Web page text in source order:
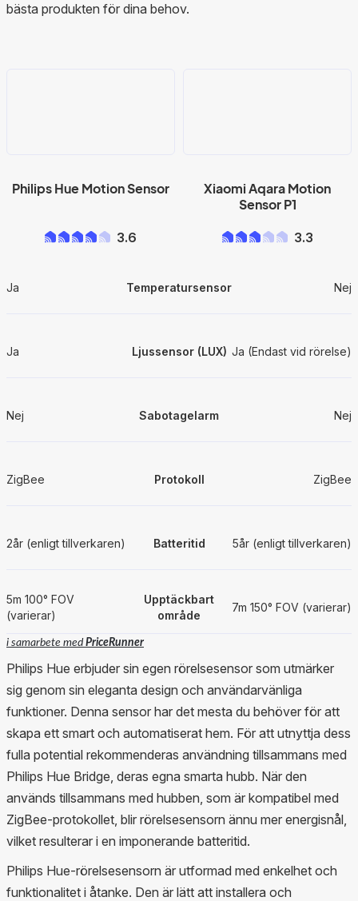
bästa produkten för dina behov.
Philips Hue Motion Sensor
3.6
Xiaomi Aqara Motion
Sensor P1
3.3
Ja Temperatursensor Nej
Ja Ljussensor (LUX) Ja (Endast vid rörelse)
Nej Sabotagelarm Nej
ZigBee Protokoll ZigBee
2år (enligt tillverkaren) Batteritid 5år (enligt tillverkaren)
5m 100° FOV
(varierar)
Upptäckbart
område
7m 150° FOV (varierar)
i samarbete medPriceRunner
Philips Hue erbjuder sin egen rörelsesensor som utmärker
sig genom sin eleganta design och användarvänliga
funktioner. Denna sensor har det mesta du behöver för att
skapa ett smart och automatiserat hem. För att utnyttja dess
fulla potential rekommenderas användning tillsammans med
Philips Hue Bridge, deras egna smarta hubb. När den
används tillsammans med hubben, som är kompatibel med
ZigBee-protokollet, blir rörelsesensorn ännu mer energisnål,
vilket resulterar i en imponerande batteritid.
Philips Hue-rörelsesensorn är utformad med enkelhet och
funktionalitet i åtanke. Den är lätt att installera och